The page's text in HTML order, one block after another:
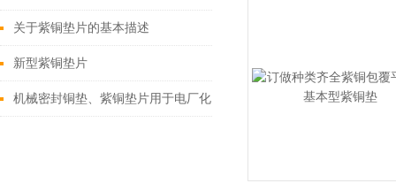
关于紫铜垫片的基本描述
新型紫铜垫片